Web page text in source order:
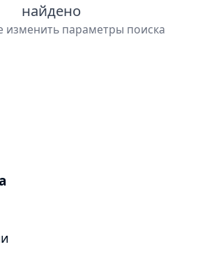
найдено
изменить параметры поиска